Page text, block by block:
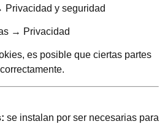
y seguridad
→ Privacidad
es posible que ciertas partes
se instalan por ser necesarias para